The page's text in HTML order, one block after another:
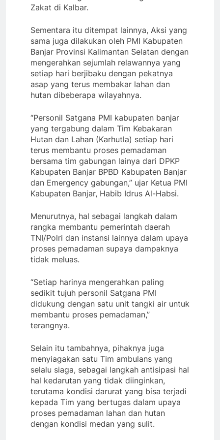
Zakat di Kalbar.
Sementara itu ditempat lainnya, Aksi yang
sama juga dilakukan oleh PMI Kabupaten
Banjar Provinsi Kalimantan Selatan dengan
mengerahkan sejumlah relawannya yang
setiap hari berjibaku dengan pekatnya
asap yang terus membakar lahan dan
hutan dibeberapa wilayahnya.
“Personil Satgana PMI kabupaten banjar
yang tergabung dalam Tim Kebakaran
Hutan dan Lahan (Karhutla) setiap hari
terus membantu proses pemadaman
bersama tim gabungan lainya dari DPKP
Kabupaten Banjar BPBD Kabupaten Banjar
dan Emergency gabungan,” ujar Ketua PMI
Kabupaten Banjar, Habib Idrus Al-Habsi.
Menurutnya, hal sebagai langkah dalam
rangka membantu pemerintah daerah
TNI/Polri dan instansi lainnya dalam upaya
proses pemadaman supaya dampaknya
tidak meluas.
“Setiap harinya mengerahkan paling
sedikit tujuh personil Satgana PMI
didukung dengan satu unit tangki air untuk
membantu proses pemadaman,”
terangnya.
Selain itu tambahnya, pihaknya juga
menyiagakan satu Tim ambulans yang
selalu siaga, sebagai langkah antisipasi hal
hal kedarutan yang tidak diinginkan,
terutama kondisi darurat yang bisa terjadi
kepada Tim yang bertugas dalam upaya
proses pemadaman lahan dan hutan
dengan kondisi medan yang sulit.